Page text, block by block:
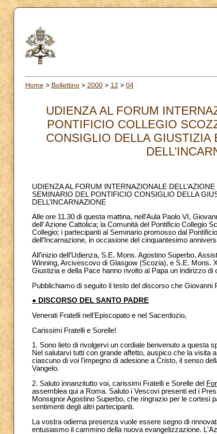
Home > Bollettino > 2000 > 12 > 04
UDIENZA AL FORUM
PONTIFICIO COLLEGIO
CONSIGLIO DELLA GIUSTIZIA
UDIENZA AL FORUM INTERNAZIONALE
SEMINARIO DEL PONTIFICIO CONSIGLIO DELLA
DELL’INCARNAZIONE
Alle ore 11.30 di questa mattina, nell’Aula Paolo VI,
dell’ Azione Cattolica; la Comunità del Pontificio Collegio
Collegio; i partecipanti al Seminario promosso dal
dell’Incarnazione, in occasione del cinquantesimo
All’inizio dell’Udienza, S.E. Mons. Agostino Superbo,
Winning, Arcivescovo di Glasgow (Scozia), e S.E. Mons.
Giustizia e della Pace hanno rivolto al Papa un indirizzo di
Pubblichiamo di seguito il testo del discorso che Giovanni
● DISCORSO DEL SANTO PADRE
Venerati Fratelli nell'Episcopato e nel Sacerdozio,
Carissimi Fratelli e Sorelle!
1. Sono lieto di rivolgervi un cordiale benvenuto a questa
Nel salutarvi tutti con grande affetto, auspico che la visita
ciascuno di voi l'impegno di adesione a Cristo, il senso
Vangelo.
2. Saluto innanzitutto voi, carissimi Fratelli e Sorelle del
assemblea qui a Roma. Saluto i Vescovi presenti ed i
Monsignor Agostino Superbo, che ringrazio per le cortesi
sentimenti degli altri partecipanti.
La vostra odierna presenza vuole essere segno di
entusiasmo il cammino della nuova evangelizzazione.